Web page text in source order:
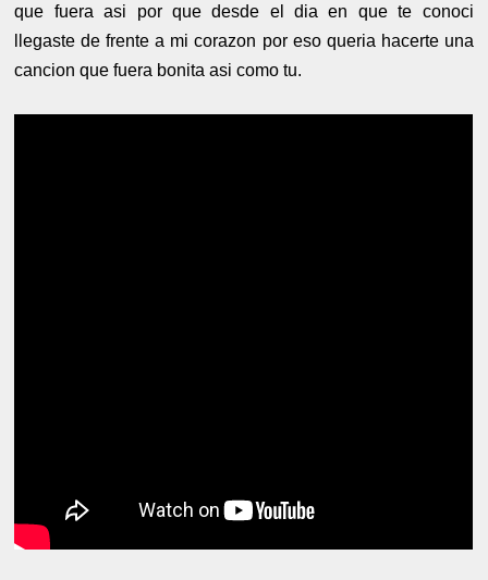
que fuera asi por que desde el dia en que te conoci
llegaste de frente a mi corazon por eso queria hacerte una
cancion que fuera bonita asi como tu.